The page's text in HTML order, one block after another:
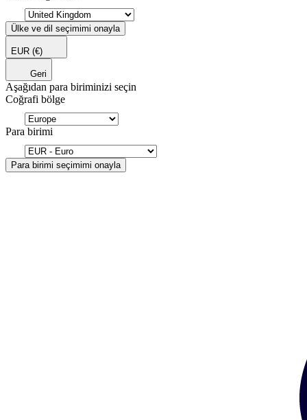
Ülke ve dil seçimimi onayla
EUR (€)
Geri
Aşağıdan para biriminizi seçin
Coğrafi bölge
Para birimi
Para birimi seçimimi onayla